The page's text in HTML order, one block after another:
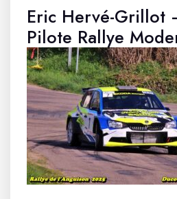
Eric Hervé-Grillot
Pilote Rallye